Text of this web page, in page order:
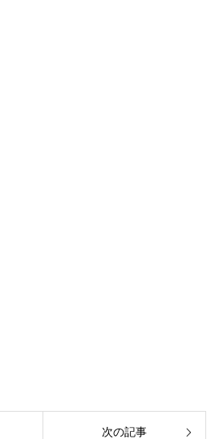
次の記事